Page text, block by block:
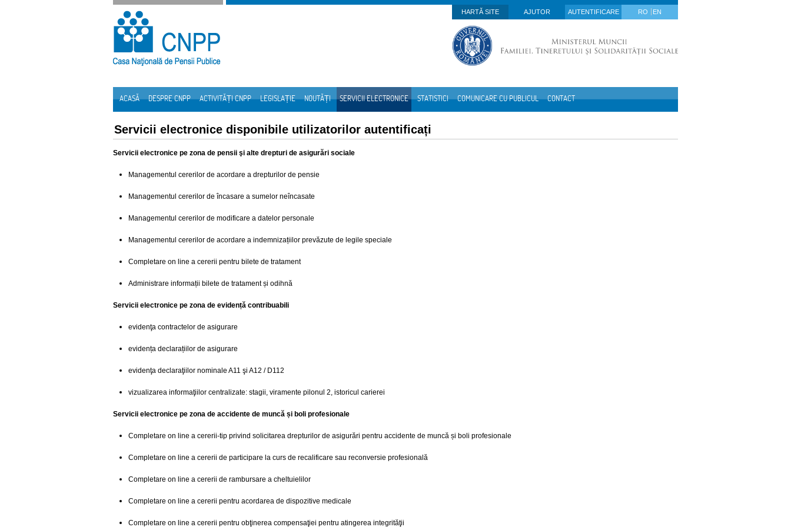
Sari la continut
HARTĂ SITE
AJUTOR AUTENTIFICARE RO EN
ACASĂ DESPRE CNPP ACTIVITĂȚI CNPP LEGISLAȚIE NOUTĂȚI SERVICII ELECTRONICE STATISTICI COMUNICARE CU PUBLICUL CONTACT
Servicii electronice disponibile utilizatorilor autentificați
Servicii electronice pe zona de pensii şi alte drepturi de asigurări sociale
Managementul cererilor de acordare a drepturilor de pensie
Managementul cererilor de încasare a sumelor neîncasate
Managementul cererilor de modificare a datelor personale
Managementul cererilor de acordare a indemnizațiilor prevăzute de legile speciale
Completare on line a cererii pentru bilete de tratament
Administrare informații bilete de tratament și odihnă
Servicii electronice pe zona de evidență contribuabili
evidenţa contractelor de asigurare
evidența declarațiilor de asigurare
evidenţa declaraţiilor nominale A11 şi A12 / D112
vizualizarea informaţiilor centralizate: stagii, viramente pilonul 2, istoricul carierei
Servicii electronice pe zona de accidente de muncă și boli profesionale
Completare on line a cererii-tip privind solicitarea drepturilor de asigurări pentru accidente de muncă și boli profesionale
Completare on line a cererii de participare la curs de recalificare sau reconversie profesională
Completare on line a cererii de rambursare a cheltuielilor
Completare on line a cererii pentru acordarea de dispozitive medicale
Completare on line a cererii pentru obţinerea compensaţiei pentru atingerea integrităţii